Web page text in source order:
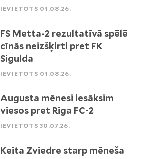
IEVIETOTS 01.08.26.
FS Metta-2 rezultatīvā spēlē
cīnās neizšķirti pret FK
Sigulda
IEVIETOTS 01.08.26.
Augusta mēnesi iesāksim
viesos pret Riga FC-2
IEVIETOTS 30.07.26.
Keita Zviedre starp mēneša